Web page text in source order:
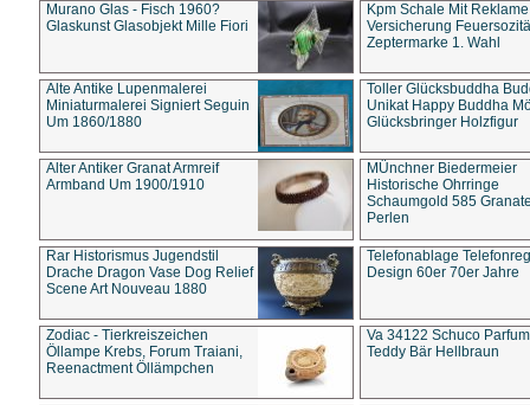
Murano Glas - Fisch 1960?
Glaskunst Glasobjekt Mille Fiori
Kpm Schale Mit Reklame
Versicherung
Zeptermarke 1. Wahl
Alte Antike Lupenmalerei
Miniaturmalerei Signiert Seguin
Um 1860/1880
Toller Glücksbuddha
Unikat Happy Buddha
Glücksbringer Holzfigur
Alter Antiker Granat Armreif
Armband Um 1900/1910
MÜnchner Biedermeier
Historische Ohrringe
Schaumgold 585
Perlen
Rar Historismus Jugendstil
Drache Dragon Vase Dog Relief
Scene Art Nouveau 1880
Telefonablage
Design 60er 70er Jahre
Zodiac - Tierkreiszeichen
Öllampe Krebs, Forum Traiani,
Reenactment Öllämpchen
Va 34122 Schuco
Teddy Bär Hellbraun